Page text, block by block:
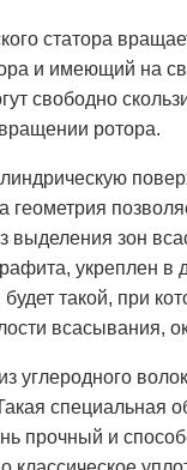
статора
и имеющий на
свободно
ротора.
зон
укреплен
такой, при
всасывания,
углеродного
специальная
прочный и